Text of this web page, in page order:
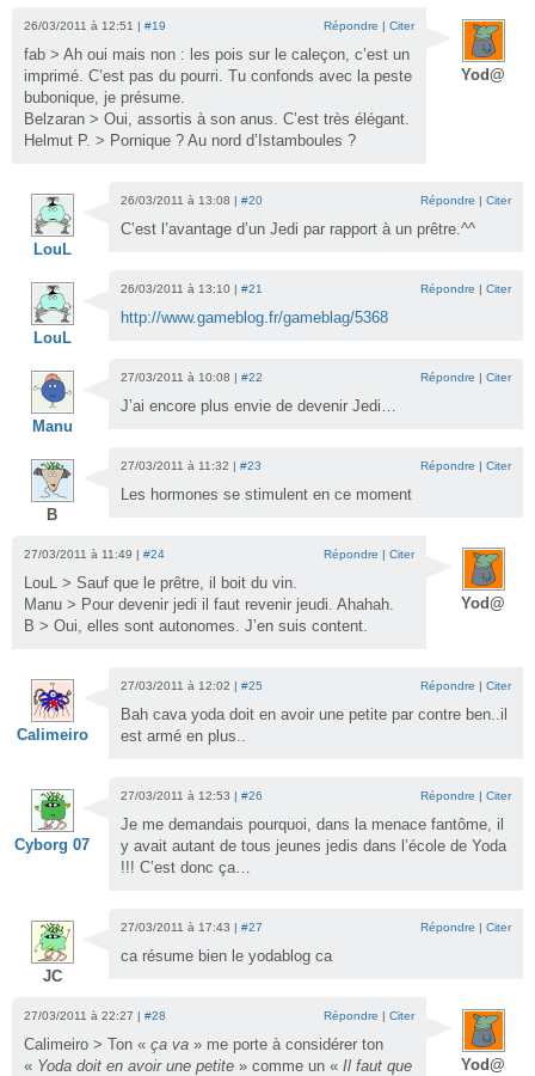
Yod@
26/03/2011 à 12:51 | #19 Répondre | Citer
fab > Ah oui mais non : les pois sur le caleçon, c’est un
imprimé. C’est pas du pourri. Tu confonds avec la peste
bubonique, je présume.
Belzaran > Oui, assortis à son anus. C’est très élégant.
Helmut P. > Pornique ? Au nord d’Istamboules ?
LouL
26/03/2011 à 13:08 | #20 Répondre | Citer
C’est l’avantage d’un Jedi par rapport à un prêtre.^^
LouL
26/03/2011 à 13:10 | #21 Répondre | Citer
http://www.gameblog.fr/gameblag/5368
Manu
27/03/2011 à 10:08 | #22 Répondre | Citer
J’ai encore plus envie de devenir Jedi…
B
27/03/2011 à 11:32 | #23 Répondre | Citer
Les hormones se stimulent en ce moment
Yod@
27/03/2011 à 11:49 | #24 Répondre | Citer
LouL > Sauf que le prêtre, il boit du vin.
Manu > Pour devenir jedi il faut revenir jeudi. Ahahah.
B > Oui, elles sont autonomes. J’en suis content.
Calimeiro
27/03/2011 à 12:02 | #25 Répondre | Citer
Bah cava yoda doit en avoir une petite par contre ben..il
est armé en plus..
Cyborg 07
27/03/2011 à 12:53 | #26 Répondre | Citer
Je me demandais pourquoi, dans la menace fantôme, il
y avait autant de tous jeunes jedis dans l’école de Yoda
!!! C’est donc ça…
JC
27/03/2011 à 17:43 | #27 Répondre | Citer
ca résume bien le yodablog ca
Yod@
27/03/2011 à 22:27 | #28 Répondre | Citer
Calimeiro > Ton « ça va » me porte à considérer ton
« Yoda doit en avoir une petite » comme un « Il faut que